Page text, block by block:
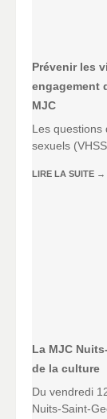
Prévenir les
engagement
MJC
Les questions
sexuels
LIRE LA SUITE →
La MJC
de la culture
Du vendredi
Nuits-Saint-